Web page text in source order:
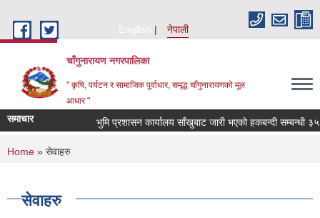
English
नेपाली
चाँगुनारायण नगरपालिका
" कृषि, पर्यटन र सामाजिक पूर्वाधार, समृद्ध चाँगुनारायणको मूल
आधार "
समाचार भुमि प्रशासन कार्यालय साँखुबाट जारी भएको हकबन्दी सम्बन्धी ३५
You are here
Home » सेवाहरु
सेवाहरु